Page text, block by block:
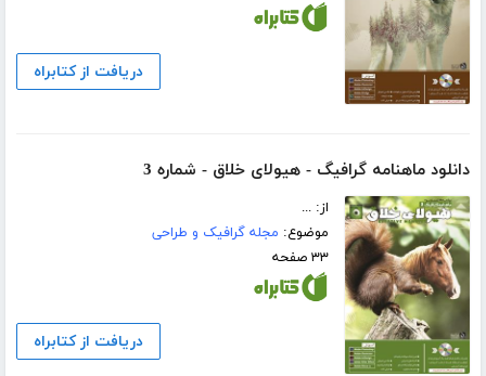
دریافت از کتابراه
دانلود ماهنامه گرافیگ - هیولای خلاق - شماره 3
از: ...
موضوع: مجله گرافیک و طراحی
۳۳ صفحه
دریافت از کتابراه